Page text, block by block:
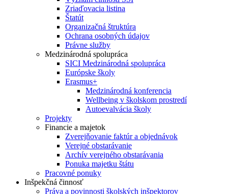
Zriaďovacia listina
Štatút
Organizačná štruktúra
Ochrana osobných údajov
Právne služby
Medzinárodná spolupráca
SICI Medzinárodná spolupráca
Európske školy
Erasmus+
Medzinárodná konferencia
Wellbeing v školskom prostredí
Autoevalvácia školy
Projekty
Financie a majetok
Zverejňovanie faktúr a objednávok
Verejné obstarávanie
Archív verejného obstarávania
Ponuka majetku štátu
Pracovné ponuky
Inšpekčná činnosť
Práva a povinnosti školských inšpektorov